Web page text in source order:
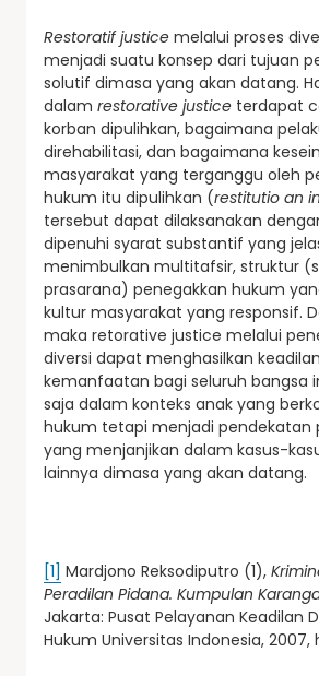
Restoratif justice melalui proses
menjadi suatu konsep dari tujuan
solutif dimasa yang akan datang.
dalam restorative justice terdapat
korban dipulihkan, bagaimana
direhabilitasi, dan bagaimana
masyarakat yang terganggu oleh
hukum itu dipulihkan (restitutio an
tersebut dapat dilaksanakan
dipenuhi syarat substantif yang
menimbulkan multitafsir, struktur
prasarana) penegakkan hukum
kultur masyarakat yang responsif.
maka retorative justice melalui
diversi dapat menghasilkan
kemanfaatan bagi seluruh bangsa
saja dalam konteks anak yang
hukum tetapi menjadi pendekatan
yang menjanjikan dalam kasus-
lainnya dimasa yang akan datang.
[1] Mardjono Reksodiputro (1),
Peradilan Pidana. Kumpulan
Jakarta: Pusat Pelayanan Keadilan
Hukum Universitas Indonesia, 2007,